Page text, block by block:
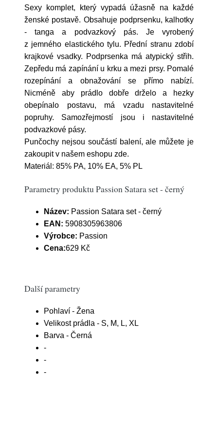
Sexy komplet, který vypadá úžasně na každé
ženské postavě. Obsahuje podprsenku, kalhotky
- tanga a podvazkový pás. Je vyrobený
z jemného elastického tylu. Přední stranu zdobí
krajkové vsadky. Podprsenka má atypický střih.
Zepředu má zapínání u krku a mezi prsy. Pomalé
rozepínání a obnažování se přímo nabízí.
Nicméně aby prádlo dobře drželo a hezky
obepínalo postavu, má vzadu nastavitelné
popruhy. Samozřejmostí jsou i nastavitelné
podvazkové pásy.
Punčochy nejsou součástí balení, ale můžete je
zakoupit v našem eshopu zde.
Materiál: 85% PA, 10% EA, 5% PL
Parametry produktu Passion Satara set - černý
Název: Passion Satara set - černý
EAN: 5908305963806
Výrobce: Passion
Cena:629 Kč
Další parametry
Pohlaví - Žena
Velikost prádla - S, M, L, XL
Barva - Černá
-
-
-